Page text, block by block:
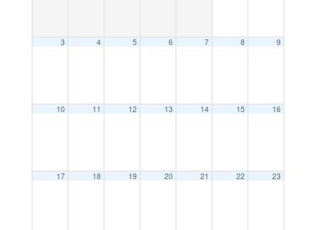
3 4 5 6 7 8 9
10 11 12 13 14 15 16
17 18 19 20 21 22 23